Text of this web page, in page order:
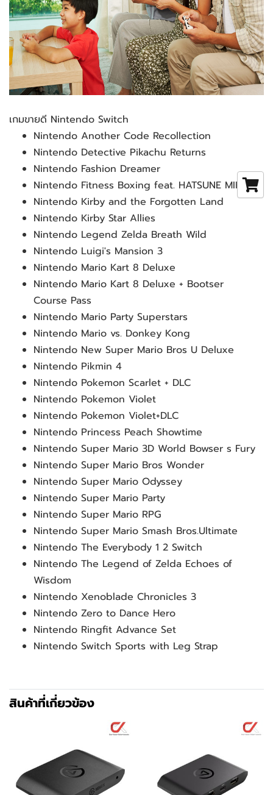
เกมขายดี Nintendo Switch
Nintendo Another Code Recollection
Nintendo Detective Pikachu Returns
Nintendo Fashion Dreamer
Nintendo Fitness Boxing feat. HATSUNE MIKU
Nintendo Kirby and the Forgotten Land
Nintendo Kirby Star Allies
Nintendo Legend Zelda Breath Wild
Nintendo Luigi's Mansion 3
Nintendo Mario Kart 8 Deluxe
Nintendo Mario Kart 8 Deluxe + Bootser
Course Pass
Nintendo Mario Party Superstars
Nintendo Mario vs. Donkey Kong
Nintendo New Super Mario Bros U Deluxe
Nintendo Pikmin 4
Nintendo Pokemon Scarlet + DLC
Nintendo Pokemon Violet
Nintendo Pokemon Violet+DLC
Nintendo Princess Peach Showtime
Nintendo Super Mario 3D World Bowser s Fury
Nintendo Super Mario Bros Wonder
Nintendo Super Mario Odyssey
Nintendo Super Mario Party
Nintendo Super Mario RPG
Nintendo Super Mario Smash Bros.Ultimate
Nintendo The Everybody 1 2 Switch
Nintendo The Legend of Zelda Echoes of
Wisdom
Nintendo Xenoblade Chronicles 3
Nintendo Zero to Dance Hero
Nintendo Ringfit Advance Set
Nintendo Switch Sports with Leg Strap
สินค้าที่เกี่ยวข้อง